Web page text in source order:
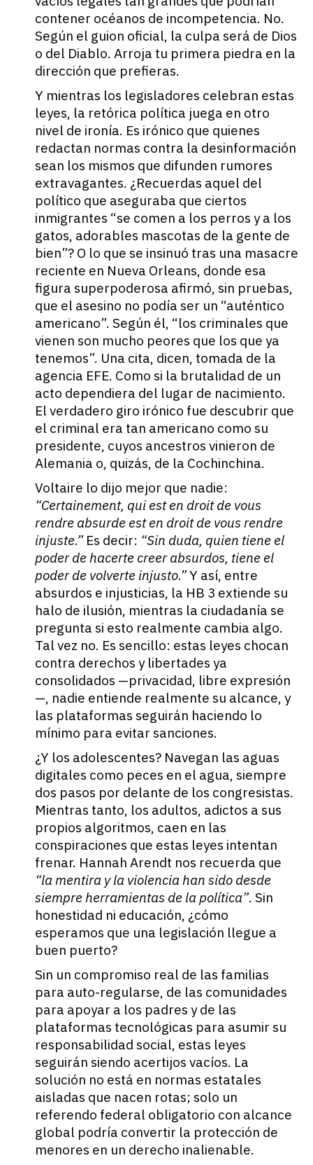
contener océanos de incompetencia. No.
Según el guion oficial, la culpa será de Dios
o del Diablo. Arroja tu primera piedra en la
dirección que prefieras.
Y mientras los legisladores celebran estas
leyes, la retórica política juega en otro
nivel de ironía. Es irónico que quienes
redactan normas contra la desinformación
sean los mismos que difunden rumores
extravagantes. ¿Recuerdas aquel del
político que aseguraba que ciertos
inmigrantes “se comen a los perros y a los
gatos, adorables mascotas de la gente de
bien”? O lo que se insinuó tras una masacre
reciente en Nueva Orleans, donde esa
figura superpoderosa afirmó, sin pruebas,
que el asesino no podía ser un “auténtico
americano”. Según él, “los criminales que
vienen son mucho peores que los que ya
tenemos”. Una cita, dicen, tomada de la
agencia EFE. Como si la brutalidad de un
acto dependiera del lugar de nacimiento.
El verdadero giro irónico fue descubrir que
el criminal era tan americano como su
presidente, cuyos ancestros vinieron de
Alemania o, quizás, de la Cochinchina.
Voltaire lo dijo mejor que nadie:
“Certainement, qui est en droit de vous
rendre absurde est en droit de vous rendre
injuste.” Es decir: “Sin duda, quien tiene el
poder de hacerte creer absurdos, tiene el
poder de volverte injusto.”Y así, entre
absurdos e injusticias, la HB 3 extiende su
halo de ilusión, mientras la ciudadanía se
pregunta si esto realmente cambia algo.
Tal vez no. Es sencillo: estas leyes chocan
contra derechos y libertades ya
consolidados —privacidad, libre expresión
—, nadie entiende realmente su alcance, y
las plataformas seguirán haciendo lo
mínimo para evitar sanciones.
¿Y los adolescentes? Navegan las aguas
digitales como peces en el agua, siempre
dos pasos por delante de los congresistas.
Mientras tanto, los adultos, adictos a sus
propios algoritmos, caen en las
conspiraciones que estas leyes intentan
frenar. Hannah Arendt nos recuerda que
“la mentira y la violencia han sido desde
siempre herramientas de la política”. Sin
honestidad ni educación, ¿cómo
esperamos que una legislación llegue a
buen puerto?
Sin un compromiso real de las familias
para auto-regularse, de las comunidades
para apoyar a los padres y de las
plataformas tecnológicas para asumir su
responsabilidad social, estas leyes
seguirán siendo acertijos vacíos. La
solución no está en normas estatales
aisladas que nacen rotas; solo un
referendo federal obligatorio con alcance
global podría convertir la protección de
menores en un derecho inalienable.